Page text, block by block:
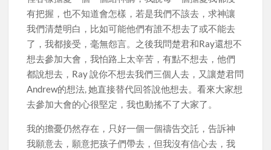
有把握，也不知道會怎樣，若是我們不該去，求神讓
我們清楚明白，比如可能他們有誰不想去了或不能去
了，我都接受，毫無怨言。之後我問楚君和Ray還想不
想去參加大會，我怕路上太辛苦，有點不想去，他們
都說想去，Ray 說你不想去我們三個人去，又讓楚君問
Andrew的想法, 她直接替代回答說他想去。看來大家想
去參加大會的心很堅定，我也動搖不了大家了。
我的擔憂仍然存在，只好一個一個禱告交託，告訴神
我願意去，願意把孩子們帶去，但我沒有信心去，我